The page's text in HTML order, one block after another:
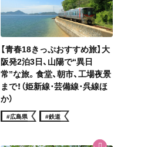
【青春18きっぷおすすめ旅】大
阪発2泊3日、山陽で“異日
常”な旅。食堂、朝市、工場夜景
まで！（姫新線･芸備線･呉線ほ
か）
#広島県 #鉄道